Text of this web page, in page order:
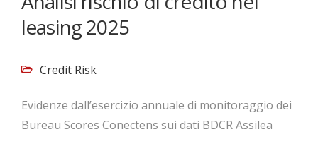
leasing 2025
Credit Risk
Evidenze dall’esercizio annuale di monitoraggio dei
Bureau Scores Conectens sui dati BDCR Assilea